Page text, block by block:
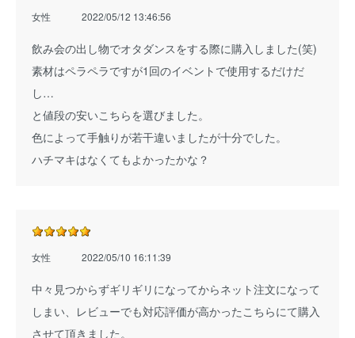
女性 2022/05/12 13:46:56
飲み会の出し物でオタダンスをする際に購入しました(笑)
素材はペラペラですが1回のイベントで使用するだけだ
し…
と値段の安いこちらを選びました。
色によって手触りが若干違いましたが十分でした。
ハチマキはなくてもよかったかな？
女性 2022/05/10 16:11:39
中々見つからずギリギリになってからネット注文になって
しまい、レビューでも対応評価が高かったこちらにて購入
させて頂きました。